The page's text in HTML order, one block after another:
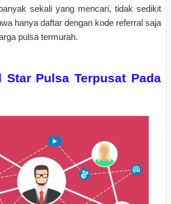
sekali yang mencari, tidak sedikit
hanya daftar dengan kode referral saja
pulsa termurah.
Star Pulsa Terpusat Pada